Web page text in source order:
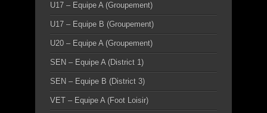
U17 – Equipe A (Groupement)
U17 – Equipe B (Groupement)
U20 – Equipe A (Groupement)
SEN – Equipe A (District 1)
SEN – Equipe B (District 3)
VET – Equipe A (Foot Loisir)